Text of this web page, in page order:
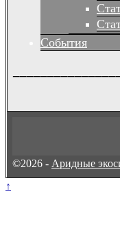
События
©2026 - Аридные
↑